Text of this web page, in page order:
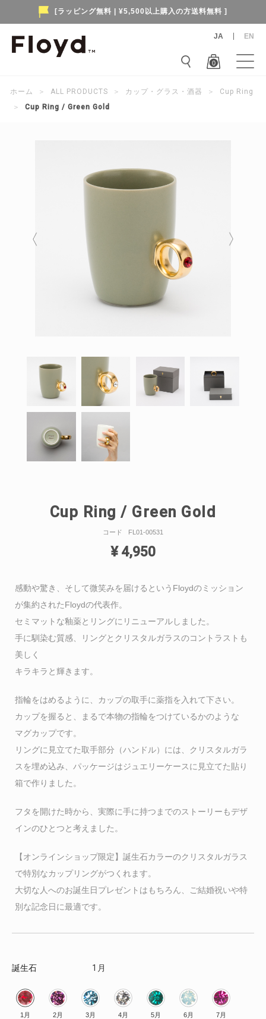
[ラッピング無料 | ¥5,500以上購入の方送料無料 ]
EN
JA
0
ホーム ＞ ALL PRODUCTS ＞ カップ・グラス・酒器 ＞
Cup Ring
＞
Cup Ring / Green Gold
Cup Ring / Green Gold
コード FL01-00531
¥ 4,950
感動や驚き、そして微笑みを届けるというFloydのミッション
が集約されたFloydの代表作。
セミマットな釉薬とリングにリニューアルしました。
手に馴染む質感、リングとクリスタルガラスのコントラストも
美しく
キラキラと輝きます。
指輪をはめるように、カップの取手に薬指を入れて下さい。
カップを握ると、まるで本物の指輪をつけているかのような
マグカップです。
リングに見立てた取手部分（ハンドル）には、クリスタルガラ
スを埋め込み、パッケージはジュエリーケースに見立てた貼り
箱で作りました。
フタを開けた時から、実際に手に持つまでのストーリーもデザ
インのひとつと考えました。
【オンラインショップ限定】誕生石カラーのクリスタルガラス
で特別なカップリングがつくれます。
大切な人へのお誕生日プレゼントはもちろん、ご結婚祝いや特
別な記念日に最適です。
誕生石 1月
1月 2月 3月 4月 5月 6月 7月